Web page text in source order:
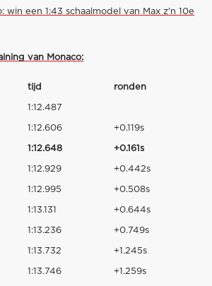
win een 1:43 schaalmodel van Max z'n 10e
van Monaco:
tijd ronden
1:12.487
1:12.606 +0.119s
1:12.648 +0.161s
1:12.929 +0.442s
1:12.995 +0.508s
1:13.131 +0.644s
1:13.236 +0.749s
1:13.732 +1.245s
1:13.746 +1.259s